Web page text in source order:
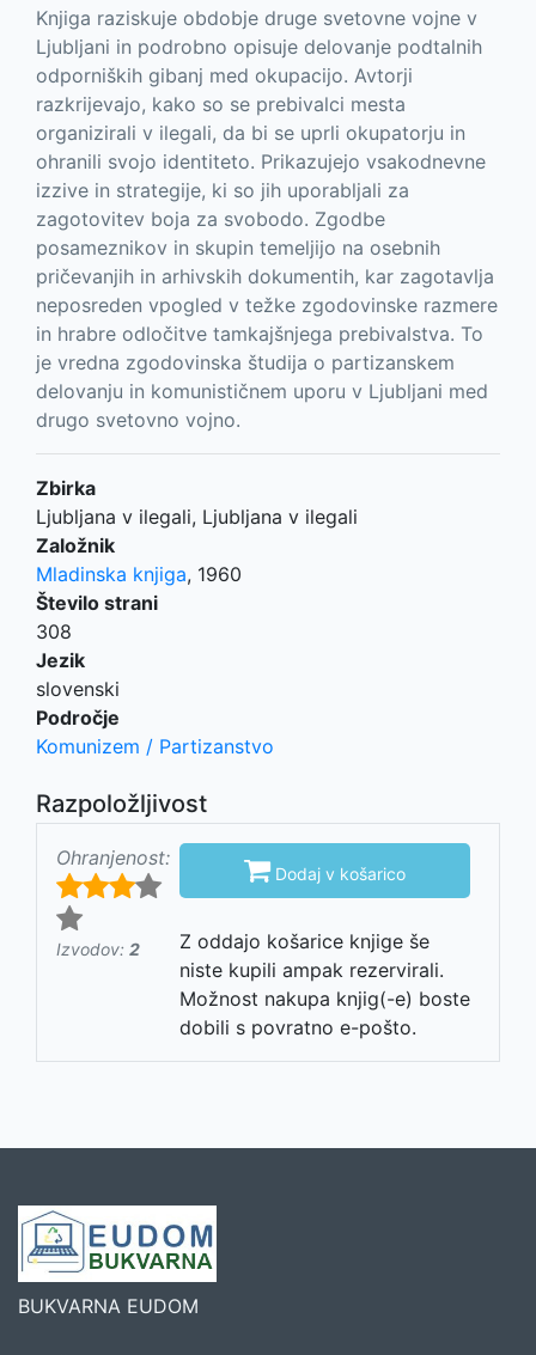
Knjiga raziskuje obdobje druge svetovne vojne v
Ljubljani in podrobno opisuje delovanje podtalnih
odporniških gibanj med okupacijo. Avtorji
razkrijevajo, kako so se prebivalci mesta
organizirali v ilegali, da bi se uprli okupatorju in
ohranili svojo identiteto. Prikazujejo vsakodnevne
izzive in strategije, ki so jih uporabljali za
zagotovitev boja za svobodo. Zgodbe
posameznikov in skupin temeljijo na osebnih
pričevanjih in arhivskih dokumentih, kar zagotavlja
neposreden vpogled v težke zgodovinske razmere
in hrabre odločitve tamkajšnjega prebivalstva. To
je vredna zgodovinska študija o partizanskem
delovanju in komunističnem uporu v Ljubljani med
drugo svetovno vojno.
Zbirka
Ljubljana v ilegali, Ljubljana v ilegali
Založnik
Mladinska knjiga, 1960
Število strani
308
Jezik
slovenski
Področje
Komunizem / Partizanstvo
Razpoložljivost
Ohranjenost:
Izvodov: 2
 Dodaj v košarico
Z oddajo košarice knjige še
niste kupili ampak rezervirali.
Možnost nakupa knjig(-e) boste
dobili s povratno e-pošto.
BUKVARNA EUDOM